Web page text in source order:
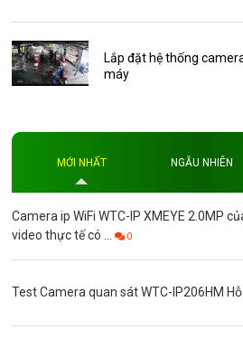
Thẻ nhớ 64GB
Thẻ nhớ AKwell
Thủ thuật
Độ phân giải
Độ phân giải 4MP
Lắp đặt hệ thống
máy
MỚI NHẤT NGẪU NHIÊN
Camera ip WiFi WTC-IP XMEYE 2.0MP
video thực tế có ...
0
Test Camera quan sát WTC-IP206HM